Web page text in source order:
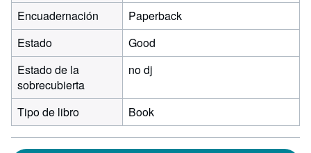
Encuadernación
Paperback
Estado
Good
Estado de la
sobrecubierta
no dj
Tipo de libro Book